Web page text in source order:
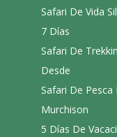
Safari De Vida
7 Días
Safari De
Desde
Safari De
Murchison
5 Días De